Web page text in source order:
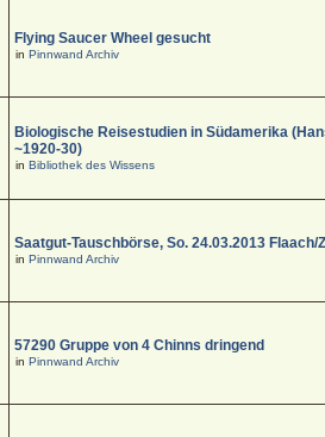
Flying Saucer Wheel gesucht
inPinnwand Archiv
Biologische Reisestudien in Südamerika
~1920-30)
inBibliothek des Wissens
Saatgut-Tauschbörse, So. 24.03.2013 Flaach/
inPinnwand Archiv
57290 Gruppe von 4 Chinns dringend
inPinnwand Archiv